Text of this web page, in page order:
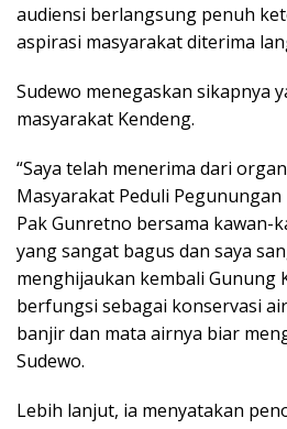
audiensi berlangsung penuh
aspirasi masyarakat diterima
Sudewo menegaskan sikapnya
masyarakat Kendeng.
“Saya telah menerima dari
Masyarakat Peduli
Pak Gunretno bersama kawan-
yang sangat bagus dan saya
menghijaukan kembali Gunung
berfungsi sebagai konservasi
banjir dan mata airnya biar
Sudewo.
Lebih lanjut, ia menyatakan